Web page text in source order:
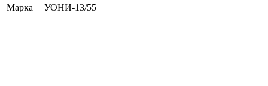
Марка
УОНИ-13/55